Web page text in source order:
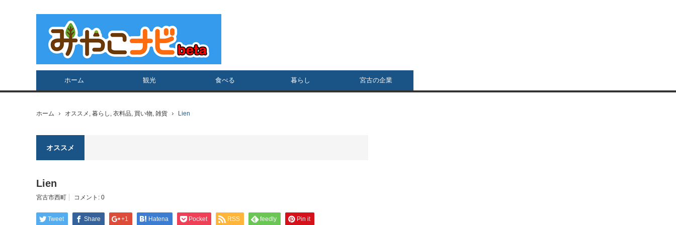
ホーム 観光 食べる 暮らし 宮古の企業
ホーム オススメ , 暮らし , 衣料品, 買い物, 雑貨 Lien
オススメ
Lien
宮古市西町 コメント: 0
Tweet Share +1 Hatena Pocket RSS feedly Pin it